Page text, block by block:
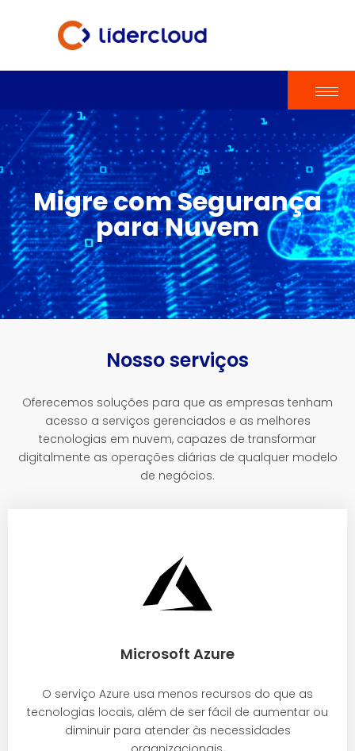
Migre com Segurança
para Nuvem
Nosso serviços
Oferecemos soluções para que as empresas tenham
acesso a serviços gerenciados e as melhores
tecnologias em nuvem, capazes de transformar
digitalmente as operações diárias de qualquer modelo
de negócios.
Microsoft Azure
O serviço Azure usa menos recursos do que as
tecnologias locais, além de ser fácil de aumentar ou
diminuir para atender às necessidades